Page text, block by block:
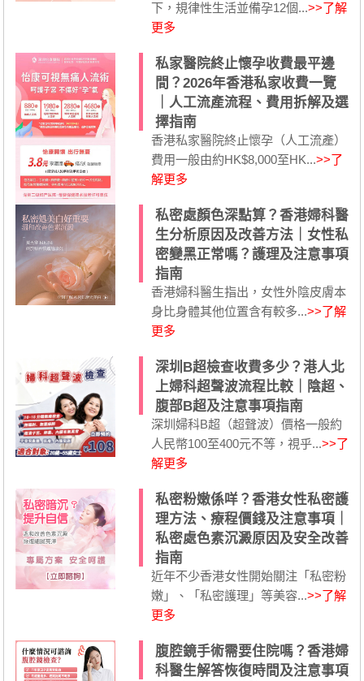
下，規律性生活並備孕12個...>>了解
更多
私家醫院終止懷孕收費最平邊
間？2026年香港私家收費一覽
｜人工流產流程、費用拆解及選
擇指南
香港私家醫院終止懷孕（人工流產）
費用一般由約HK$8,000至HK...>>了
解更多
私密處顏色深點算？香港婦科醫
生分析原因及改善方法｜女性私
密變黑正常嗎？護理及注意事項
指南
香港婦科醫生指出，女性外陰皮膚本
身比身體其他位置含有較多...>>了解
更多
深圳B超檢查收費多少？港人北
上婦科超聲波流程比較｜陰超、
腹部B超及注意事項指南
深圳婦科B超（超聲波）價格一般約
人民幣100至400元不等，視乎...>>了
解更多
私密粉嫩係咩？香港女性私密護
理方法、療程價錢及注意事項｜
私密處色素沉澱原因及安全改善
指南
近年不少香港女性開始關注「私密粉
嫩」、「私密護理」等美容...>>了解
更多
腹腔鏡手術需要住院嗎？香港婦
科醫生解答恢復時間及注意事項